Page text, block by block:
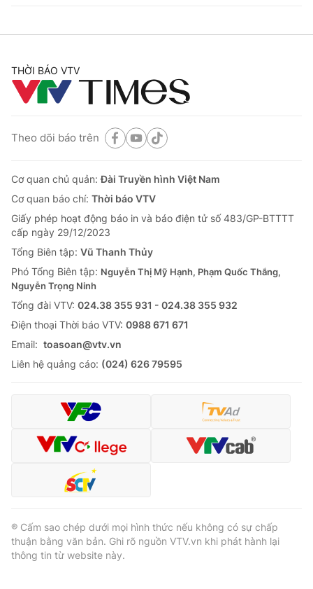
THỜI BÁO VTV
Theo dõi báo trên
Cơ quan chủ quản:Đài Truyền hình Việt Nam
Cơ quan báo chí: Thời báo VTV
Giấy phép hoạt động báo in và báo điện tử số 483/GP-BTTTT
cấp ngày 29/12/2023
Tổng Biên tập: Vũ Thanh Thủy
Phó Tổng Biên tập: Nguyễn Thị Mỹ Hạnh, Phạm Quốc Thắng,
Nguyễn Trọng Ninh
Tổng đài VTV: 024.38 355 931 - 024.38 355 932
Ðiện thoại Thời báo VTV: 0988 671 671
Email: toasoan@vtv.vn
Liên hệ quảng cáo: (024) 626 79595
® Cấm sao chép dưới mọi hình thức nếu không có sự chấp
thuận bằng văn bản. Ghi rõ nguồn VTV.vn khi phát hành lại
thông tin từ website này.